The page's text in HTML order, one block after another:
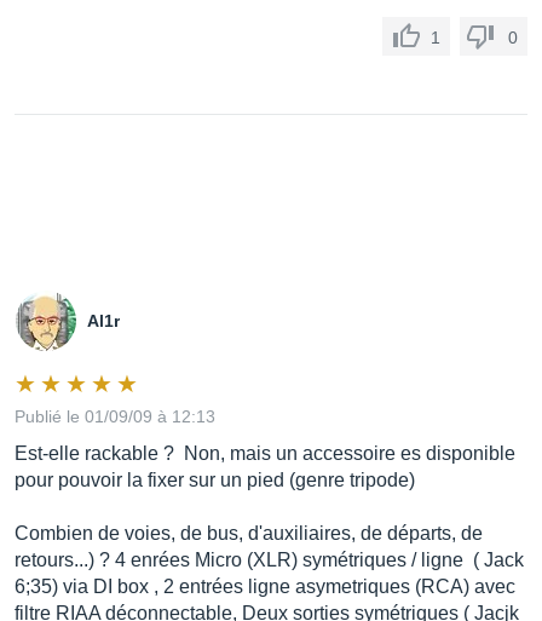
1 0
Al1r
Publié le 01/09/09 à 12:13
Est-elle rackable ? Non, mais un accessoire es disponible
pour pouvoir la fixer sur un pied (genre tripode)
Combien de voies, de bus, d'auxiliaires, de départs, de
retours...) ? 4 enrées Micro (XLR) symétriques / ligne ( Jack
6;35) via DI box , 2 entrées ligne asymetriques (RCA) avec
filtre RIAA déconnectable, Deux sorties symétriques ( Jacjk